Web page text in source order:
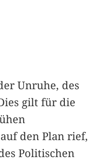
Unruhe, des
gilt für die
den Plan rief,
Politischen